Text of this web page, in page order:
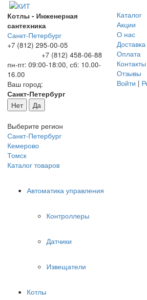
Котлы - Инженерная
сантехника
Санкт-Петербург
+7 (812) 295-00-05
+7 (812) 458-06-88
пн-пт: 09:00-18:00, сб: 10.00-
16.00
Ваш город:
Санкт-Петербург
Нет
Да
Выберите регион
Санкт-Петербург
Кемерово
Томск
Каталог
Акции
О нас
Доставка
Оплата
Контакты
Отзывы
Войти |
Каталог товаров
Автоматика управления
Контроллеры
Датчики
Извещатели
Котлы